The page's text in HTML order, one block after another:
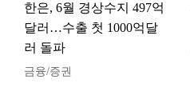
한은, 6월 경상수지 497억
달러…수출 첫 1000억달
러 돌파
금융/증권